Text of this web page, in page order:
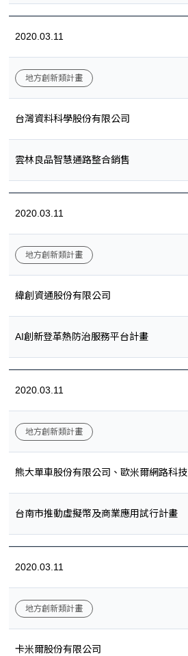
2020.03.11
地方創新類計畫
台灣資料科學股份有限公司
雲林良品智慧通路整合銷售
2020.03.11
地方創新類計畫
緯創資通股份有限公司
AI創新登革熱防治服務平台計畫
2020.03.11
地方創新類計畫
熊大單車股份有限公司、歐米爾網路科技
台南市推動虛擬幣及商業應用試行計畫
2020.03.11
地方創新類計畫
卡米爾股份有限公司